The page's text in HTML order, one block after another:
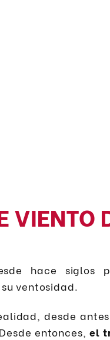
VIENTO
hace siglos
ventosidad.
desde
entonces, el